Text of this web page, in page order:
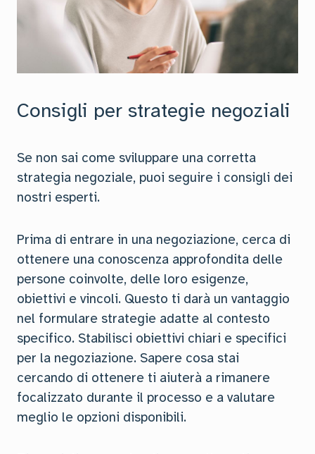
Consigli per strategie negoziali
Se non sai come sviluppare una corretta
strategia negoziale, puoi seguire i consigli dei
nostri esperti.
Prima di entrare in una negoziazione, cerca di
ottenere una conoscenza approfondita delle
persone coinvolte, delle loro esigenze,
obiettivi e vincoli. Questo ti darà un vantaggio
nel formulare strategie adatte al contesto
specifico. Stabilisci obiettivi chiari e specifici
per la negoziazione. Sapere cosa stai
cercando di ottenere ti aiuterà a rimanere
focalizzato durante il processo e a valutare
meglio le opzioni disponibili.